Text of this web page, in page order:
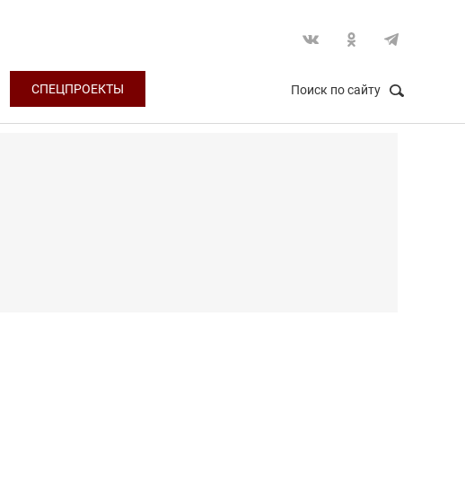
СПЕЦПРОЕКТЫ Поиск по сайту